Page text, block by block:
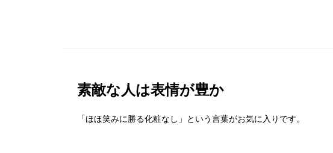
素敵な人は表情が豊か
「ほほ笑みに勝る化粧なし」という言葉がお気に入りです。